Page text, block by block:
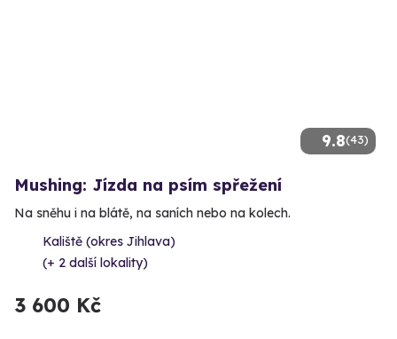
9.8(43)
Mushing: Jízda na psím spřežení
Na sněhu i na blátě, na saních nebo na kolech.
Kaliště (okres Jihlava)
(+ 2 další lokality)
3 600 Kč